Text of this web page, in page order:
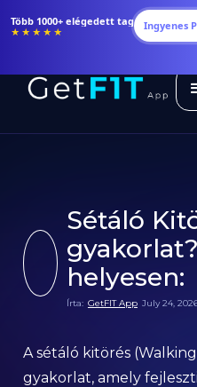
Étrendek, receptek és edzéstervek
★★★★★
Sétáló
helyesen:
Írta: GetFIT App July 24,
A sétáló kitörés
gyakorlat, amely